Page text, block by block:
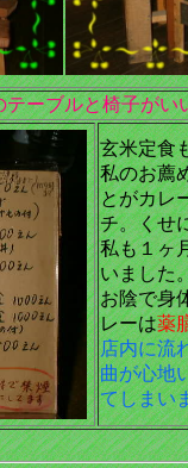
テーブルと椅子がい
玄米定食
私のお薦
とがカレ
チ。くせ
私も１ヶ
いました
お陰で身
レーは薬
店内に流
曲が心地
てしまい